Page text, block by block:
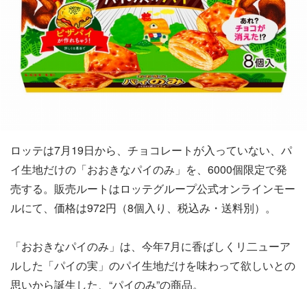
ロッテは7月19日から、チョコレートが入っていない、パ
イ生地だけの「おおきなパイのみ」を、6000個限定で発
売する。販売ルートはロッテグループ公式オンラインモー
ルにて、価格は972円（8個入り、税込み・送料別）。
「おおきなパイのみ」は、今年7月に香ばしくリ二ューア
ルした「パイの実」のパイ生地だけを味わって欲しいとの
思いから誕生した、“パイのみ”の商品。